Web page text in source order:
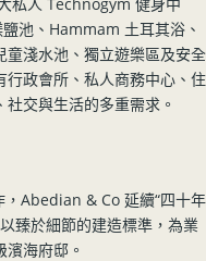
池、Hammam 土耳其浴、
淺水池、獨立遊樂區及安全
政會所、私人商務中心、住
交與生活的多重需求。
Abedian & Co 延續“四十年
臻於細節的建造標準，為業
海府邸。